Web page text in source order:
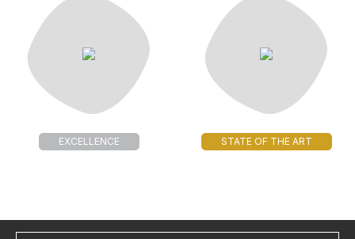
EXCELLENCE STATE OF THE ART